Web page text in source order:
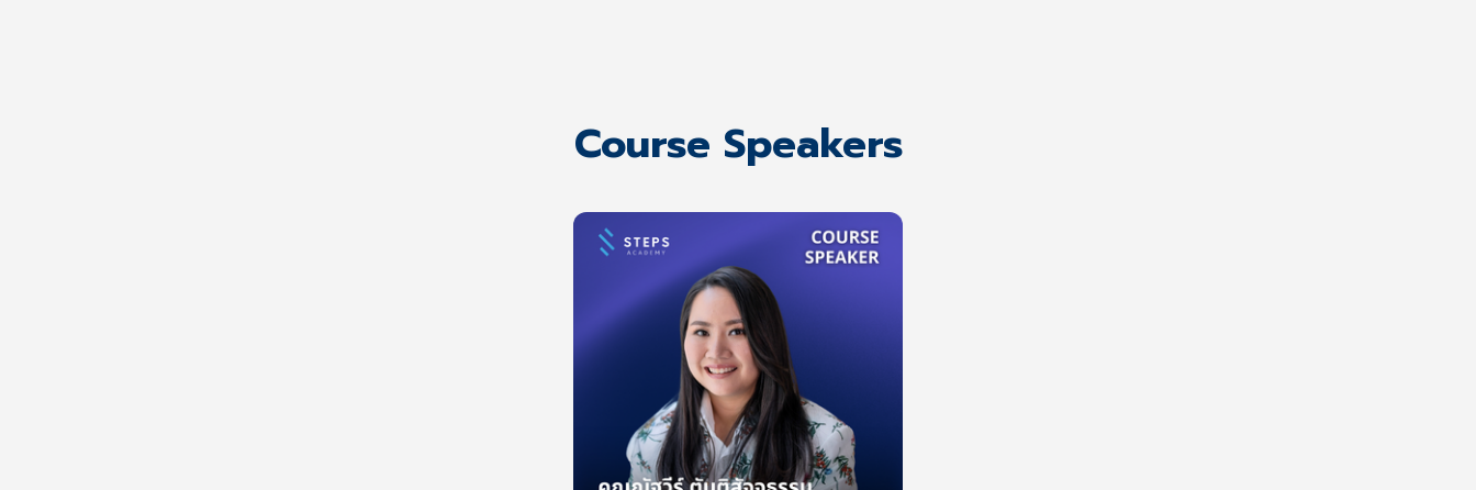
Course Speakers